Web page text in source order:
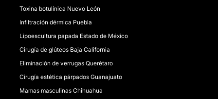
Toxina botulínica Nuevo León
Infiltración dérmica Puebla
Lipoescultura papada Estado de México
Cirugía de glúteos Baja California
Eliminación de verrugas Querétaro
Cirugía estética párpados Guanajuato
Mamas masculinas Chihuahua